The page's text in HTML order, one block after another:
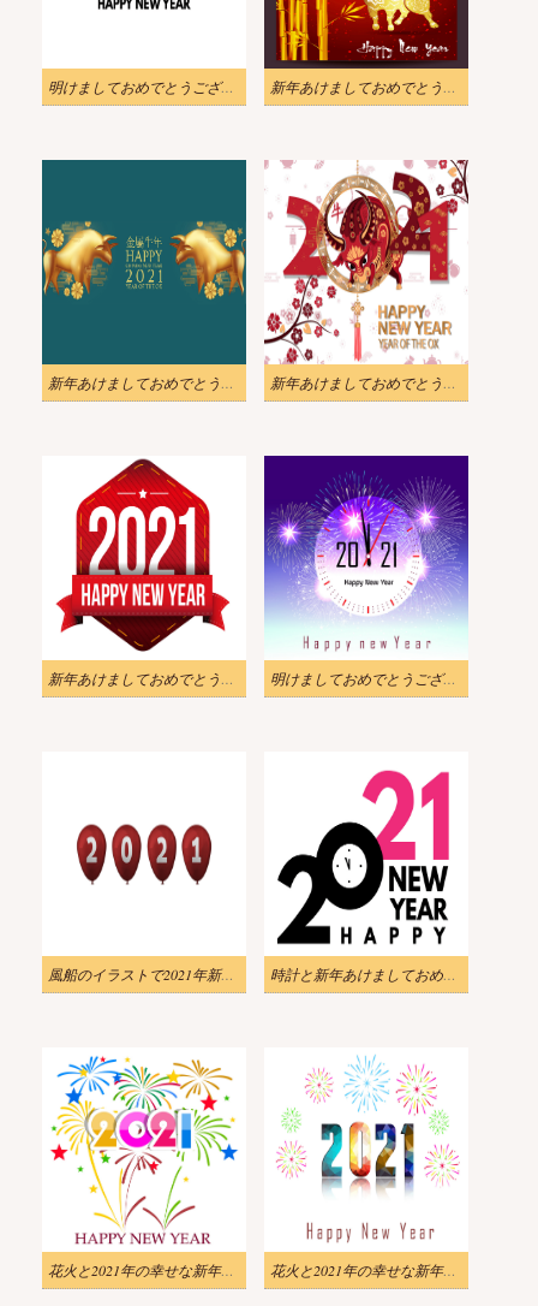
明けましておめでとうございます 2021 イラストイメージ 2 新年あけましておめでとうございます2021 イラストダウンロード
新年あけましておめでとうございます2021 イラストダウンロード 2 新年あけましておめでとうございます2021イラスト背景
新年あけましておめでとうございます 2021 イラスト 明けましておめでとうございます 2021 時計のイラスト
風船のイラストで2021年新年おめでとう 時計と新年あけましておめでとうございます 2021 のイラスト
花火と2021年の幸せな新年のイラスト 花火と2021年の幸せな新年のイラスト 2